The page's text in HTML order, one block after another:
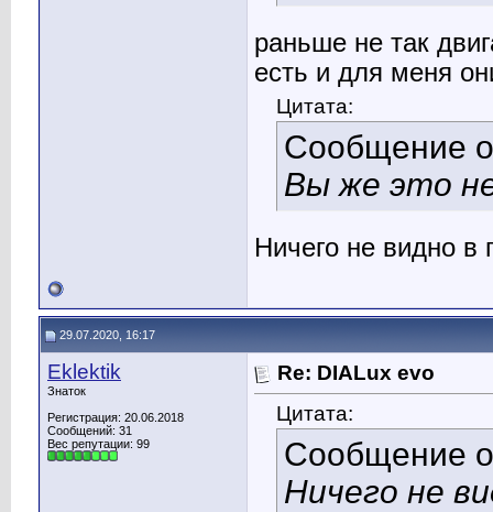
раньше не так
есть и для меня
Цитата:
Сообщение
Вы же это
Ничего не видно
29.07.2020, 16:17
Eklektik
Знаток
Регистрация: 20.06.2018
Сообщений: 31
Вес репутации: 99
Re: DIALux evo
Цитата:
Сообщение
Ничего не